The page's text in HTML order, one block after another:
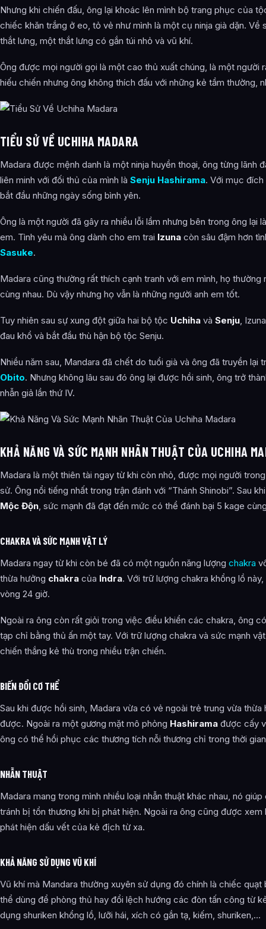
Nhưng khi chiến đấu, ông lại khoác lên mình bộ trang phục của
chiếc khăn trắng ở eo, tỏ vẻ như mình là một cụ ninja già dặn. Về
thắt lưng, một thắt lưng có gắn túi nhỏ và vũ khí.
Ông được mọi người gọi là một cao thủ xuất chúng, là một người
hiếu chiến nhưng ông không thích đấu với những kẻ tầm thường,
TIỂU SỬ VỀ UCHIHA MADARA
Madara được mệnh danh là một ninja huyền thoại, ông từng lãnh
liên minh với đối thủ của mình là Senju Hashirama. Với mục
bắt đầu những ngày sống bình yên.
Ông là một người đã gây ra nhiều lỗi lầm nhưng bên trong ông lại
em. Tình yêu mà ông dành cho em trai Izuna còn sâu đậm hơn
Sasuke.
Madara cũng thường rất thích cạnh tranh với em mình, họ
cùng nhau. Dù vậy nhưng họ vẫn là những người anh em tốt.
Tuy nhiên sau sự xung đột giữa hai bộ tộc Uchiha và Senju ,
đau khổ và bắt đầu thù hận bộ tộc Senju.
Nhiều năm sau, Mandara đã chết do tuổi già và ông đã truyền lại
Obito. Nhưng không lâu sau đó ông lại được hồi sinh, ông trở
nhẫn giả lần thứ IV.
KHẢ NĂNG VÀ SỨC MẠNH NHÃN THUẬT CỦA UCHIHA
Madara là một thiên tài ngay từ khi còn nhỏ, được mọi người
sử. Ông nổi tiếng nhất trong trận đánh với “Thánh Shinobi”. Sau
Mộc Độn , sức mạnh đã đạt đến mức có thể đánh bại 5 kage
CHAKRA VÀ SỨC MẠNH VẬT LÝ
Madara ngay từ khi còn bé đã có một nguồn năng lượng chakra
thừa hưởng chakra của Indra. Với trữ lượng chakra khổng lồ
vòng 24 giờ.
Ngoài ra ông còn rất giỏi trong việc điều khiển các chakra, ông
tạp chỉ bằng thủ ấn một tay. Với trữ lượng chakra và sức mạnh
chiến thắng kẻ thù trong nhiều trận chiến.
BIẾN ĐỔI CƠ THỂ
Sau khi được hồi sinh, Madara vừa có vẻ ngoài trẻ trung vừa
được. Ngoài ra một gương mặt mô phỏng Hashirama được cấy
ông có thể hồi phục các thương tích nỗi thương chỉ trong thời
NHẪN THUẬT
Madara mang trong mình nhiều loại nhẫn thuật khác nhau, nó
tránh bị tổn thương khi bị phát hiện. Ngoài ra ông cũng được
phát hiện dấu vết của kẻ địch từ xa.
KHẢ NĂNG SỬ DỤNG VŨ KHÍ
Vũ khí mà Mandara thường xuyên sử dụng đó chính là chiếc
thể dùng để phòng thủ hay đổi lệch hướng các đòn tấn công từ
dụng shuriken khổng lồ, lưỡi hái, xích có gắn tạ, kiếm, shuriken,…